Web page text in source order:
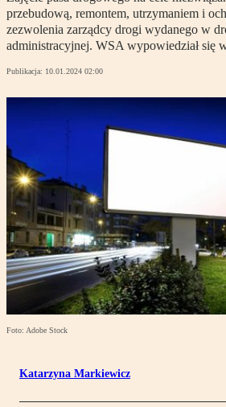
przebudową, remontem, utrzymaniem i
zezwolenia zarządcy drogi wydanego w
administracyjnej. WSA wypowiedział się
Publikacja: 10.01.2024 02:00
Foto: Adobe Stock
Katarzyna Markiewicz